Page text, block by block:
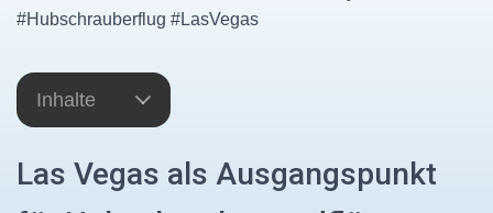
#Hubschrauberflug #LasVegas
Inhalte
Las Vegas als Ausgangspunkt